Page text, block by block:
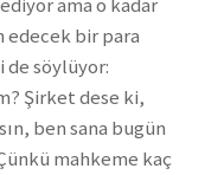
bir para
söylüyor:
Şirket dese ki,
ben sana bugün
mahkeme kaç